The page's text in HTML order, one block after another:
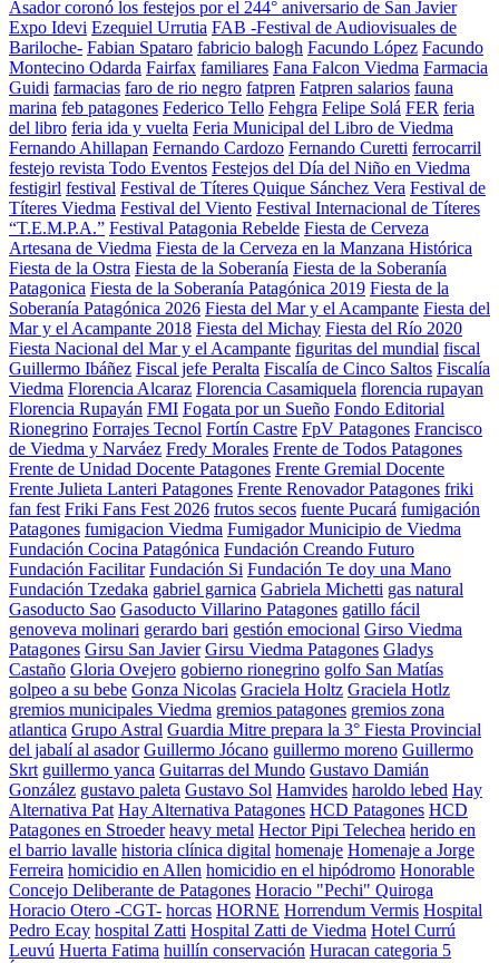
Asador coronó los festejos por el 244° aniversario de San Javier
Expo Idevi Ezequiel Urrutia FAB -Festival de Audiovisuales de
Bariloche- Fabian Spataro fabricio balogh Facundo López Facundo
Montecino Odarda Fairfax familiares Fana Falcon Viedma Farmacia
Guidi farmacias faro de rio negro fatpren Fatpren salarios fauna
marina feb patagones Federico Tello Fehgra Felipe Solá FER feria
del libro feria ida y vuelta Feria Municipal del Libro de Viedma
Fernando Ahillapan Fernando Cardozo Fernando Curetti ferrocarril
festejo revista Todo Eventos Festejos del Día del Niño en Viedma
festigirl festival Festival de Títeres Quique Sánchez Vera Festival de
Títeres Viedma Festival del Viento Festival Internacional de Títeres
“T.E.M.P.A.” Festival Patagonia Rebelde Fiesta de Cerveza
Artesana de Viedma Fiesta de la Cerveza en la Manzana Histórica
Fiesta de la Ostra Fiesta de la Soberanía Fiesta de la Soberanía
Patagonica Fiesta de la Soberanía Patagónica 2019 Fiesta de la
Soberanía Patagónica 2026 Fiesta del Mar y el Acampante Fiesta del
Mar y el Acampante 2018 Fiesta del Michay Fiesta del Río 2020
Fiesta Nacional del Mar y el Acampante figuritas del mundial fiscal
Guillermo Ibáñez Fiscal jefe Peralta Fiscalía de Cinco Saltos Fiscalía
Viedma Florencia Alcaraz Florencia Casamiquela florencia rupayan
Florencia Rupayán FMI Fogata por un Sueño Fondo Editorial
Rionegrino Forrajes Tecnol Fortín Castre FpV Patagones Francisco
de Viedma y Narváez Fredy Morales Frente de Todos Patagones
Frente de Unidad Docente Patagones Frente Gremial Docente
Frente Julieta Lanteri Patagones Frente Renovador Patagones friki
fan fest Friki Fans Fest 2026 frutos secos fuente Pucará fumigación
Patagones fumigacion Viedma Fumigador Municipio de Viedma
Fundación Cocina Patagónica Fundación Creando Futuro
Fundación Facilitar Fundación Si Fundación Te doy una Mano
Fundación Tzedaka gabriel garnica Gabriela Michetti gas natural
Gasoducto Sao Gasoducto Villarino Patagones gatillo fácil
genoveva molinari gerardo bari gestión emocional Girso Viedma
Patagones Girsu San Javier Girsu Viedma Patagones Gladys
Castaño Gloria Ovejero gobierno rionegrino golfo San Matías
golpeo a su bebe Gonza Nicolas Graciela Holtz Graciela Hotlz
gremios municipales Viedma gremios patagones gremios zona
atlantica Grupo Astral Guardia Mitre prepara la 3° Fiesta Provincial
del jabalí al asador Guillermo Jócano guillermo moreno Guillermo
Skrt guillermo yanca Guitarras del Mundo Gustavo Damián
González gustavo paleta Gustavo Sol Hamvides haroldo lebed Hay
Alternativa Pat Hay Alternativa Patagones HCD Patagones HCD
Patagones en Stroeder heavy metal Hector Pipi Telechea herido en
el barrio lavalle historia clínica digital homenaje Homenaje a Jorge
Ferreira homicidio en Allen homicidio en el hipódromo Honorable
Concejo Deliberante de Patagones Horacio "Pechi" Quiroga
Horacio Otero -CGT- horcas HORNE Horrendum Vermis Hospital
Pedro Ecay hospital Zatti Hospital Zatti de Viedma Hotel Currú
Leuvú Huerta Fatima huillín conservación Huracan categoria 5